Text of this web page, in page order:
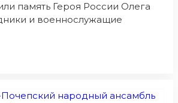
память Героя России Олега
и военнослужащие